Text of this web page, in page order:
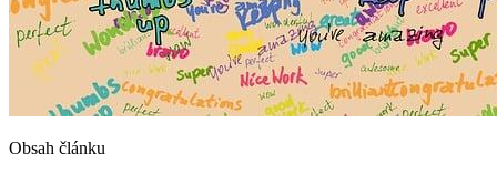
Obsah článku